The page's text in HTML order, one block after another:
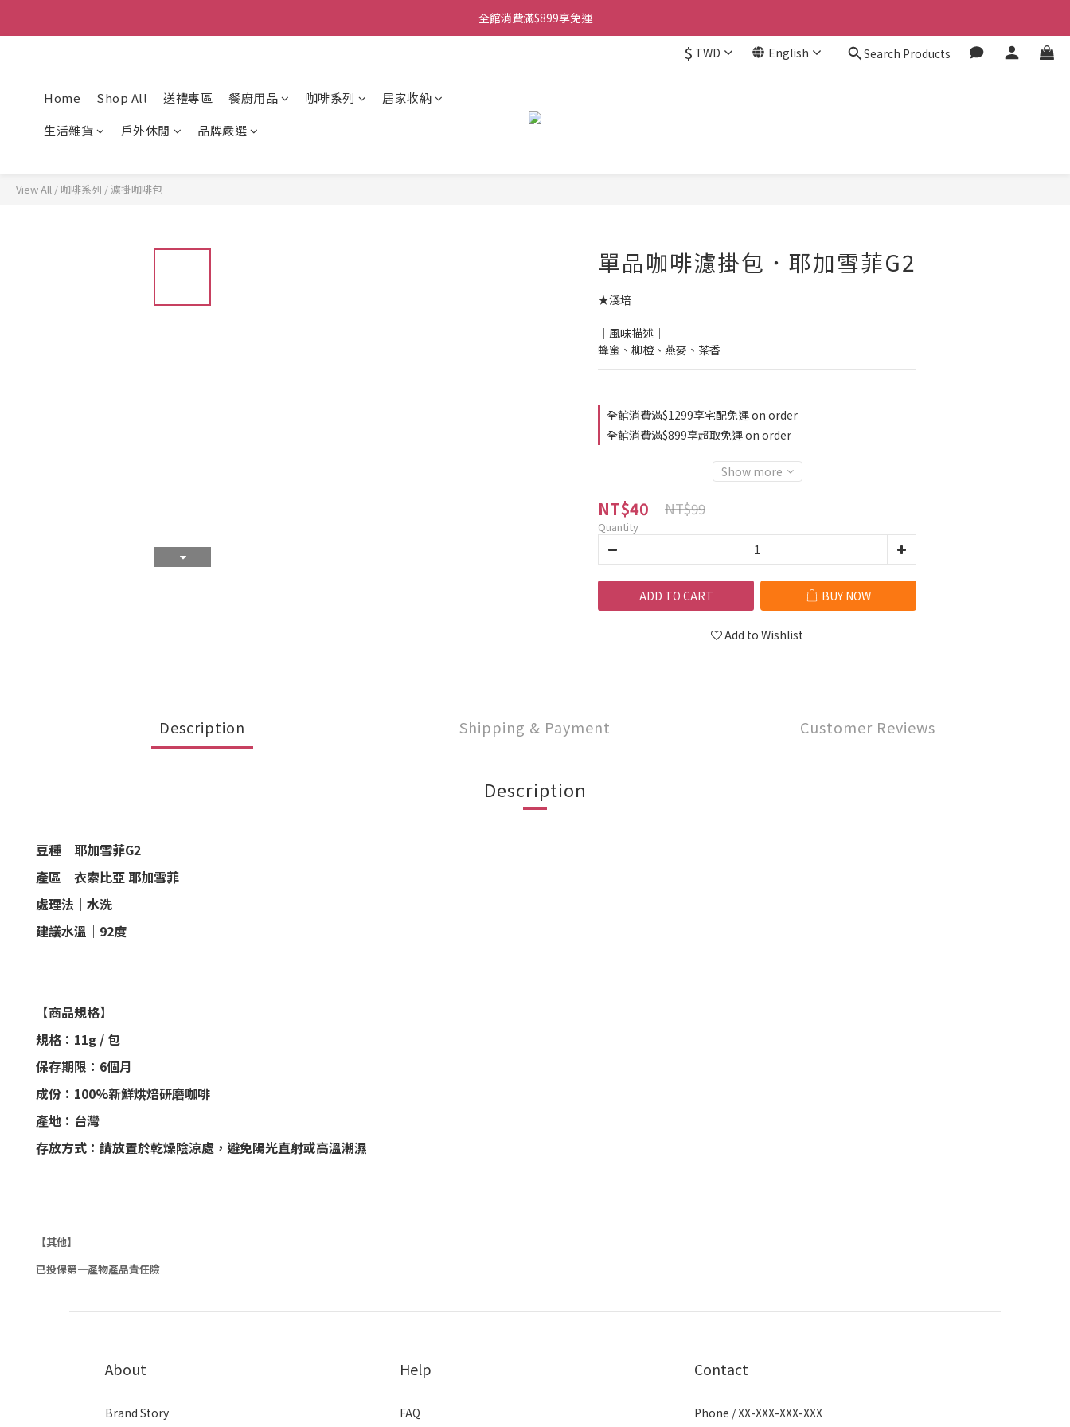
全館消費滿$899享免運
$ TWD English Search Products
Home Shop All 送禮專區 餐廚用品 咖啡系列
居家收納
生活雜貨
戶外休閒 品牌嚴選
View All / 咖啡系列 /濾掛咖啡包
單品咖啡濾掛包．耶加雪菲G2
★淺培
│風味描述│
蜂蜜、柳橙、燕麥、茶香
全館消費滿$1299享宅配免運 on order
全館消費滿$899享超取免運 on order
Show more
NT$40 NT$99
Quantity
ADD TO CART BUY NOW
Add to Wishlist
Description Shipping & Payment Customer Reviews
Description
豆種｜ 耶加雪菲G2
產區｜ 衣索比亞 耶加雪菲
處理法｜ 水洗
建議水溫｜92度
【商品規格】
規格：11g / 包
保存期限：6個月
成份：100%新鮮烘焙研磨咖啡
產地：台灣
存放方式：請放置於乾燥陰涼處，避免陽光直射或高溫潮濕
【其他】
已投保第一產物產品責任險
About
Brand Story
Help
FAQ
Contact
Phone / XX-XXX-XXX-XXX